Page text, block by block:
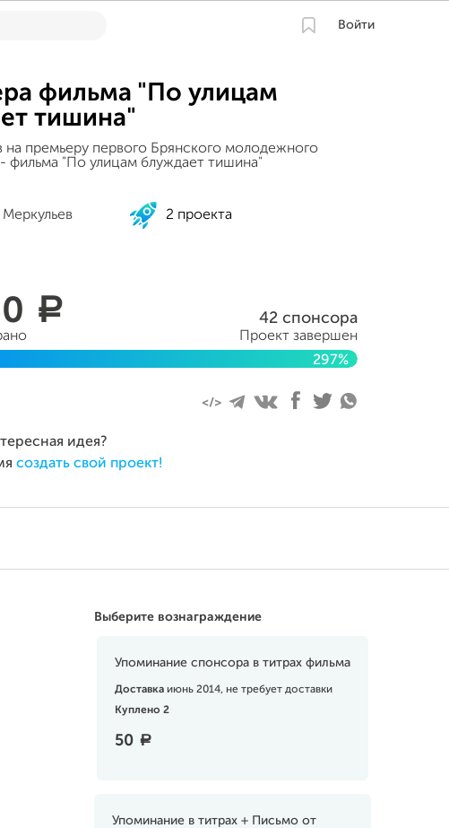
Войти
фильма "По улицам
тишина"
на премьеру первого Брянского молодежного
фильма "По улицам блуждает тишина"
2 проекта
a 42 спонсора
Проект завершен
297%
идея?
создать свой проект!
Выберите вознаграждение
Упоминание спонсора в титрах фильма
Доставка июнь 2014, не требует доставки
Куплено 2
50 a
Упоминание в титрах + Письмо от